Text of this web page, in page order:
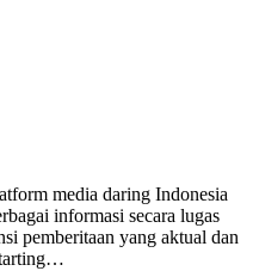
media daring Indonesia
informasi secara lugas
pemberitaan yang aktual dan